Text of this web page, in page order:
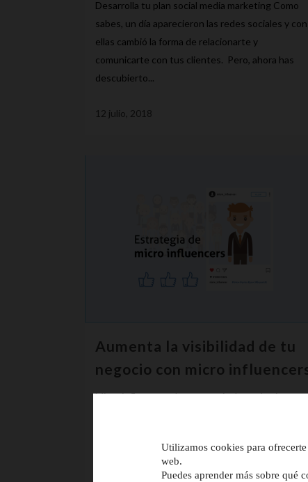
Desarrolla tu plan social media marketing Como
sabes, un día aparecieron las redes sociales y con
ellas cambió la forma de relacionarte y
comunicarte con tus clientes. Pero, ahora has
descubierto...
12 julio, 2018
Aumenta la visibilidad de tu
negocio con micro
Micro influencers, la estrategia de marketing que
Aparecieron nuevas tendencias, llegó el canal
online que se combinó con...
Utilizamos cookies para
web.
Puedes aprender más sobre qué